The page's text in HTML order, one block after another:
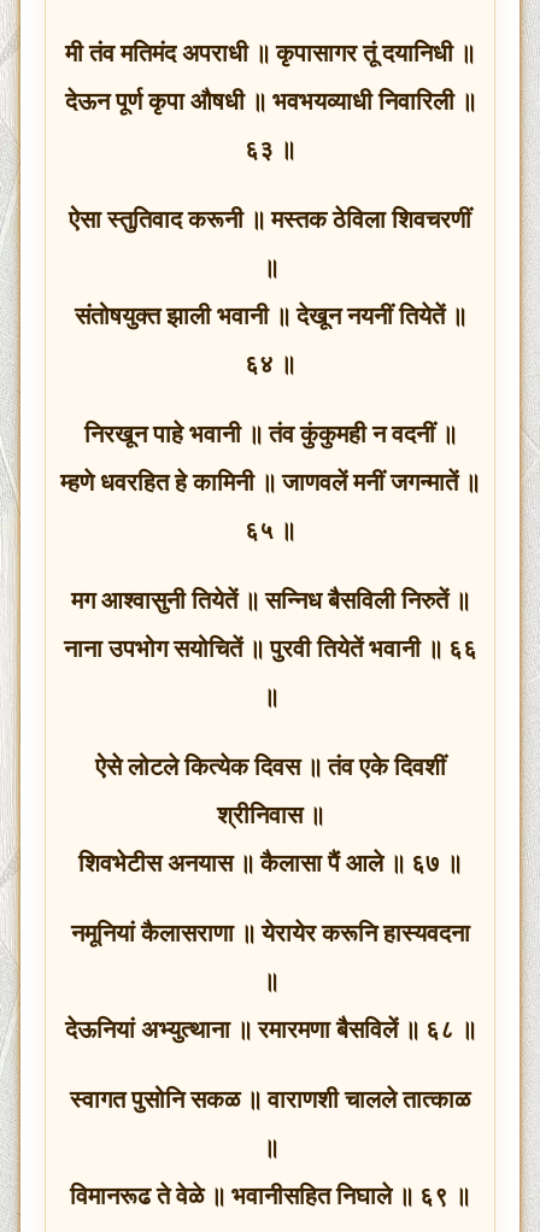
मी तंव मतिमंद अपराधी ॥ कृपासागर तूं दयानिधी ॥
देऊन पूर्ण कृपा औषधी ॥ भवभयव्याधी निवारिली ॥
६३ ॥
ऐसा स्तुतिवाद करूनी ॥ मस्तक ठेविला शिवचरणीं
॥
संतोषयुक्त झाली भवानी ॥ देखून नयनीं तियेतें ॥
६४ ॥
निरखून पाहे भवानी ॥ तंव कुंकुमही न वदनीं ॥
म्हणे धवरहित हे कामिनी ॥ जाणवलें मनीं जगन्मातें ॥
६५ ॥
मग आश्वासुनी तियेतें ॥ सन्निध बैसविली निरुतें ॥
नाना उपभोग सयोचितें ॥ पुरवी तियेतें भवानी ॥ ६६
॥
ऐसे लोटले कित्येक दिवस ॥ तंव एके दिवशीं
श्रीनिवास ॥
शिवभेटीस अनयास ॥ कैलासा पैं आले ॥ ६७ ॥
नमूनियां कैलासराणा ॥ येरायेर करूनि हास्यवदना
॥
देऊनियां अभ्युत्थाना ॥ रमारमणा बैसविलें ॥ ६८ ॥
स्वागत पुसोनि सकळ ॥ वाराणशी चालले तात्काळ
॥
विमानरूढ ते वेळे ॥ भवानीसहित निघाले ॥ ६९ ॥